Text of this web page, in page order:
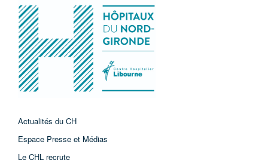
Actualités du CH
Espace Presse et Médias
Le CHL recrute